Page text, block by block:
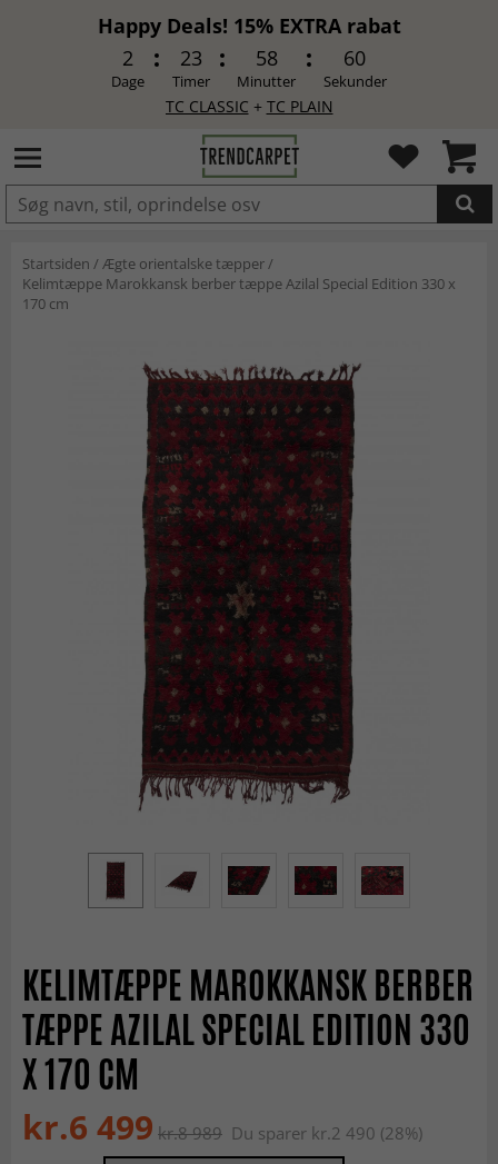
Happy Deals! 15% EXTRA rabat
2
Dage
23
Timer
58
Minutter
60
Sekunder
TC CLASSIC + TC PLAIN
LAGT I INDKØBSKURVEN.
Startsiden /Ægte orientalske tæpper/
Kelimtæppe Marokkansk berber tæppe Azilal Special Edition 330 x
170 cm
KELIMTÆPPE MAROKKANSK BERBER
TÆPPE AZILAL SPECIAL EDITION 330
X 170 CM
kr.6 499 kr.8 989 Du sparer kr.2 490 (28%)